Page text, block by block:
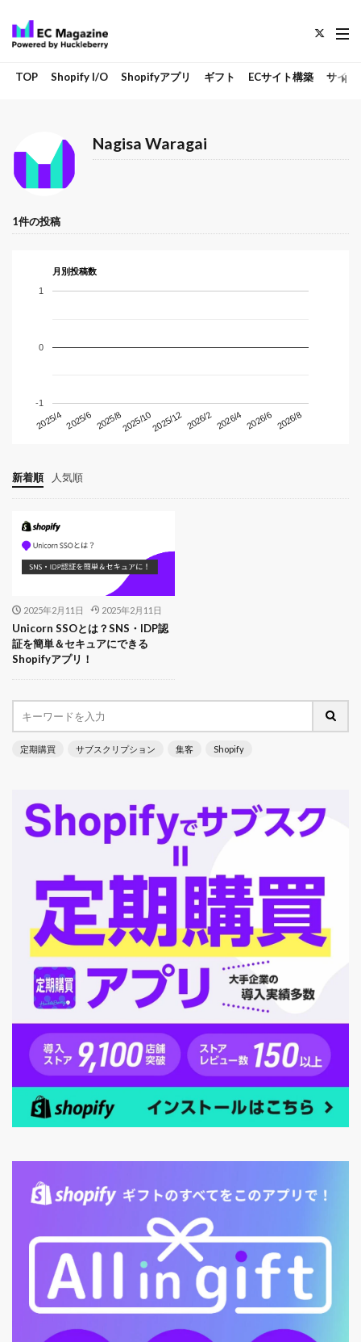
TOP Shopify I/O Shopifyアプリ ギフト ECサイト構築 サイト
Nagisa Waragai
1件の投稿
月別投稿数
2026/8
2026/6
2026/4
2026/2
2025/12
2025/10
2025/8
2025/6
2025/4
-1
0
1
新着順 人気順
2025年2月11日 2025年2月11日
Unicorn SSOとは？SNS・IDP認
証を簡単＆セキュアにできる
Shopifyアプリ！
定期購買 サブスクリプション 集客 Shopify